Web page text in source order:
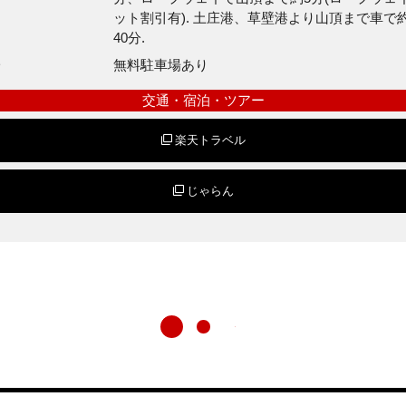
ット割引有). 土庄港、草壁港より山頂まで車で
40分.
無料駐車場あり
交通・宿泊・ツアー
楽天トラベル
じゃらん